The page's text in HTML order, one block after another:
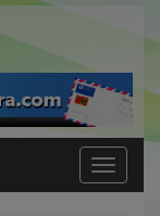
Toggle
navigation